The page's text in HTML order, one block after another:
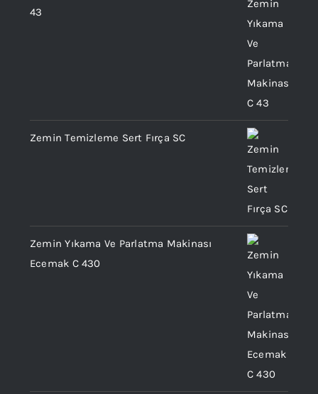
43
Zemin Temizleme Sert Fırça SC
Zemin Yıkama Ve Parlatma Makinası
Ecemak C 430